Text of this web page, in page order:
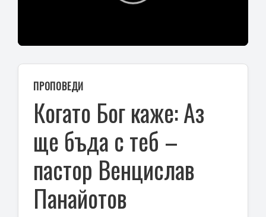
ПРОПОВЕДИ
Когато Бог каже: Аз
ще бъда с теб –
пастор Венцислав
Панайотов